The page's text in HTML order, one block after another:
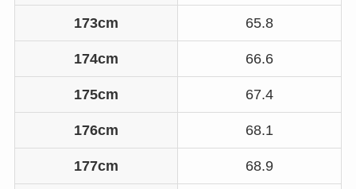
173cm 65.8
174cm 66.6
175cm 67.4
176cm 68.1
177cm 68.9